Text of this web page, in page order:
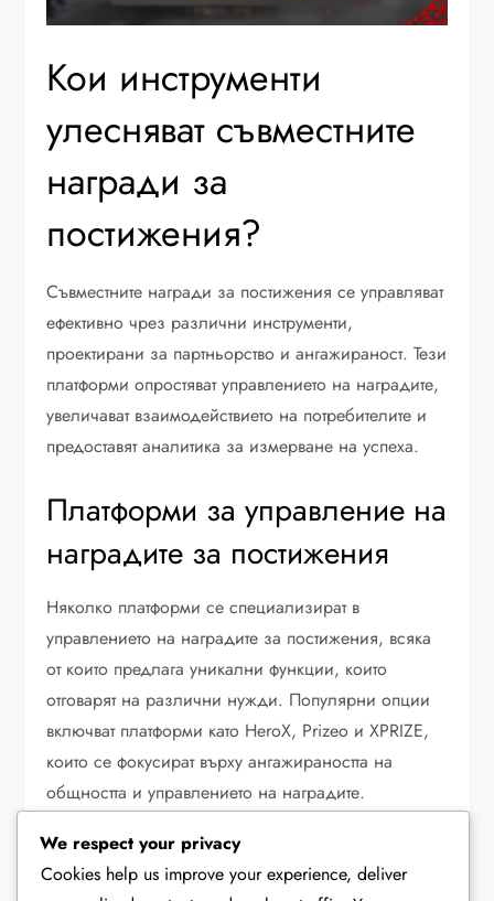
Кои инструменти
улесняват съвместните
награди за
постижения?
Съвместните награди за постижения се управляват
ефективно чрез различни инструменти,
проектирани за партньорство и ангажираност. Тези
платформи опростяват управлението на наградите,
увеличават взаимодействието на потребителите и
предоставят аналитика за измерване на успеха.
Платформи за управление на
наградите за постижения
Няколко платформи се специализират в
управлението на наградите за постижения, всяка
от които предлага уникални функции, които
отговарят на различни нужди. Популярни опции
включват платформи като HeroX, Prizeo и XPRIZE,
които се фокусират върху ангажираността на
общността и управлението на наградите.
При избора на платформа, обмислете
възможностите за интеграция с вече
We respect your privacy
Cookies help us improve your experience, deliver